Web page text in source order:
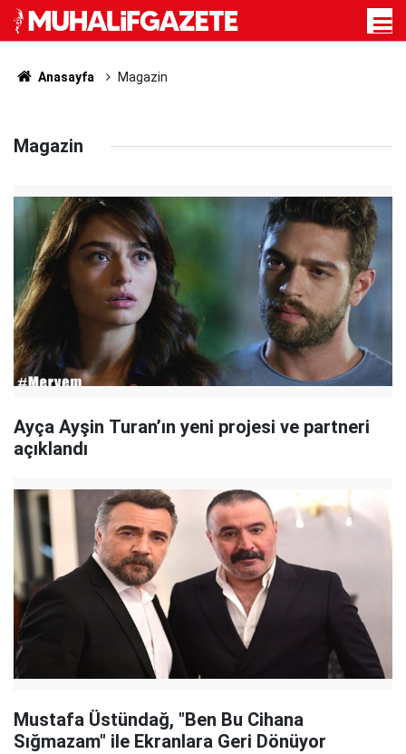
Anasayfa Magazin
Magazin
Ayça Ayşin Turan’ın yeni projesi ve partneri
açıklandı
Mustafa Üstündağ, "Ben Bu Cihana
Sığmazam" ile Ekranlara Geri Dönüyor